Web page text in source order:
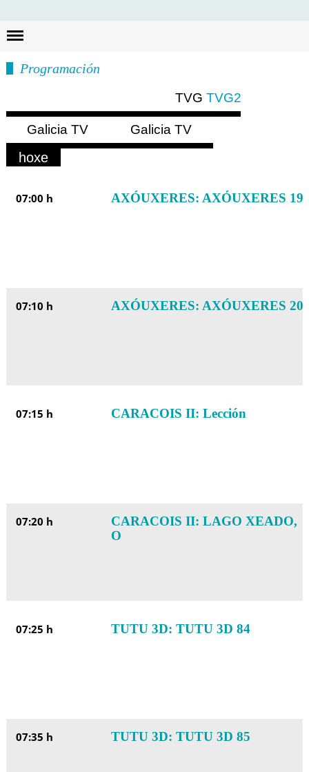
Programación
TVG TVG2
Galicia TV
Europa
Galicia TV
hoxe
07:00 h AXÓUXERES: AXÓUXERES 19
07:10 h AXÓUXERES: AXÓUXERES 20
07:15 h CARACOIS II: Lección
07:20 h
CARACOIS II: LAGO XEADO,
O
07:25 h TUTU 3D: TUTU 3D 84
07:35 h TUTU 3D: TUTU 3D 85